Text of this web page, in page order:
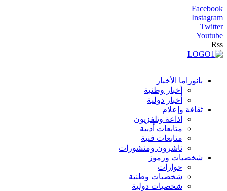
Facebook
Instagram
Twitter
Youtube
Rss
بانوراما الأخبار
أخبار وطنية
أخبار دولية
ثقافة وإعلام
اذاعة وتلفزيون
متابعات أدبية
متابعات فنية
ناشرون ومنشورات
شخصيات ورموز
حوارات
شخصيات وطنية
شخصيات دولية